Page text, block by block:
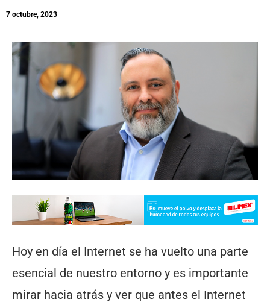
7 octubre, 2023
Hoy en día el Internet se ha vuelto una parte
esencial de nuestro entorno y es importante
mirar hacia atrás y ver que antes el Internet